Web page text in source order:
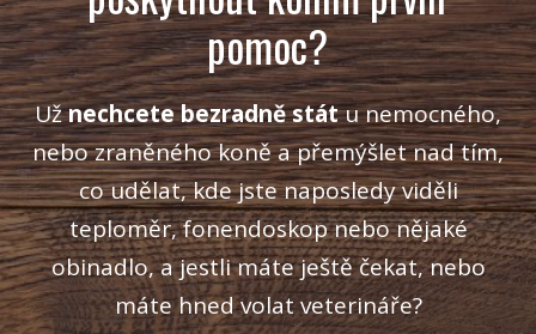
pomoc?
Užnechcete bezradně státu nemocného,
nebo zraněného koně a přemýšlet nad tím,
co udělat, kde jste naposledy viděli
teploměr, fonendoskop nebo nějaké
obinadlo, a jestli máte ještě čekat, nebo
máte hned volat veterináře?